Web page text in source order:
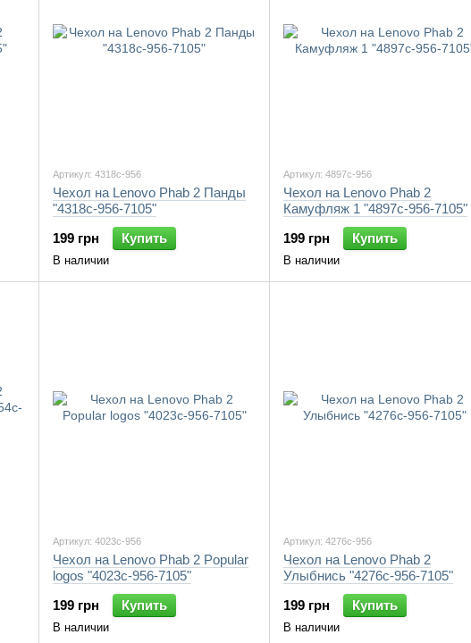
Артикул: 4318c-956
Чехол на Lenovo Phab 2 Панды
"4318c-956-7105"
199 грн
Купить
В наличии
Артикул: 4897c-956
Чехол на Lenovo Phab 2
Камуфляж 1 "4897c-956-7105"
199 грн
Купить
В наличии
Артикул: 4023c-956
Чехол на Lenovo Phab 2 Popular
logos "4023c-956-7105"
199 грн
Купить
В наличии
Артикул: 4276c-956
Чехол на Lenovo Phab 2
Улыбнись "4276c-956-7105"
199 грн
Купить
В наличии